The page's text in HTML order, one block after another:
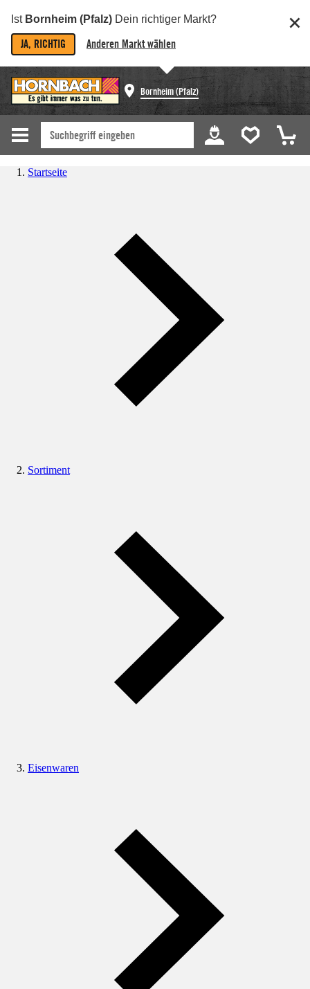
Ist Bornheim (Pfalz) Dein richtiger Markt?
JA, RICHTIG Anderen Markt wählen
Bornheim (Pfalz)
Startseite
Sortiment
Eisenwaren